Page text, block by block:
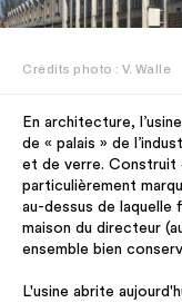
Crédits photo : V. Walle
En architecture,
de « palais » de
et de verre. Construit
particulièrement
au-dessus de laquelle
maison du directeur
ensemble bien
L'usine abrite